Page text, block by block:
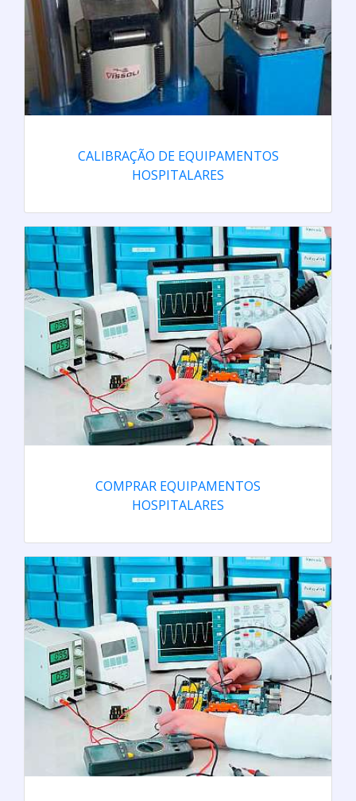
CALIBRAÇÃO DE EQUIPAMENTOS
HOSPITALARES
COMPRAR EQUIPAMENTOS
HOSPITALARES